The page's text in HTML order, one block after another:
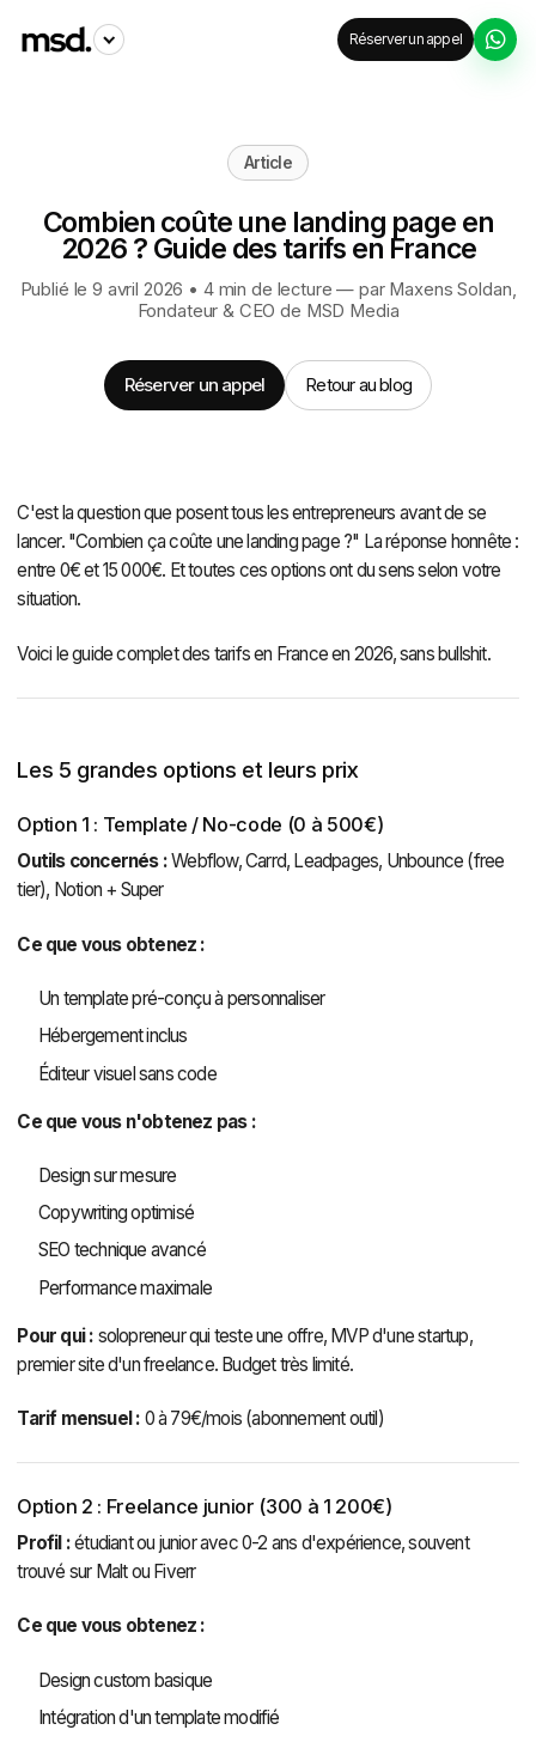
Réserver un appel
Article
Combien coûte une landing page en
2026 ? Guide des tarifs en France
Publié le 9 avril 2026 • 4 min de lecture — par Maxens Soldan,
Fondateur & CEO de MSD Media
Réserver un appel Retour au blog
C'est la question que posent tous les entrepreneurs avant de se
lancer. "Combien ça coûte une landing page ?" La réponse honnête :
entre 0€ et 15 000€. Et toutes ces options ont du sens selon votre
situation.
Voici le guide complet des tarifs en France en 2026, sans bullshit.
Les 5 grandes options et leurs prix
Option 1 : Template / No-code (0 à 500€)
Outils concernés :Webflow, Carrd, Leadpages, Unbounce (free
tier), Notion + Super
Ce que vous obtenez :
Un template pré-conçu à personnaliser
Hébergement inclus
Éditeur visuel sans code
Ce que vous n'obtenez pas :
Design sur mesure
Copywriting optimisé
SEO technique avancé
Performance maximale
Pour qui : solopreneur qui teste une offre, MVP d'une startup,
premier site d'un freelance. Budget très limité.
Tarif mensuel : 0 à 79€/mois (abonnement outil)
Option 2 : Freelance junior (300 à 1 200€)
Profil :étudiant ou junior avec 0-2 ans d'expérience, souvent
trouvé sur Malt ou Fiverr
Ce que vous obtenez :
Design custom basique
Intégration d'un template modifié